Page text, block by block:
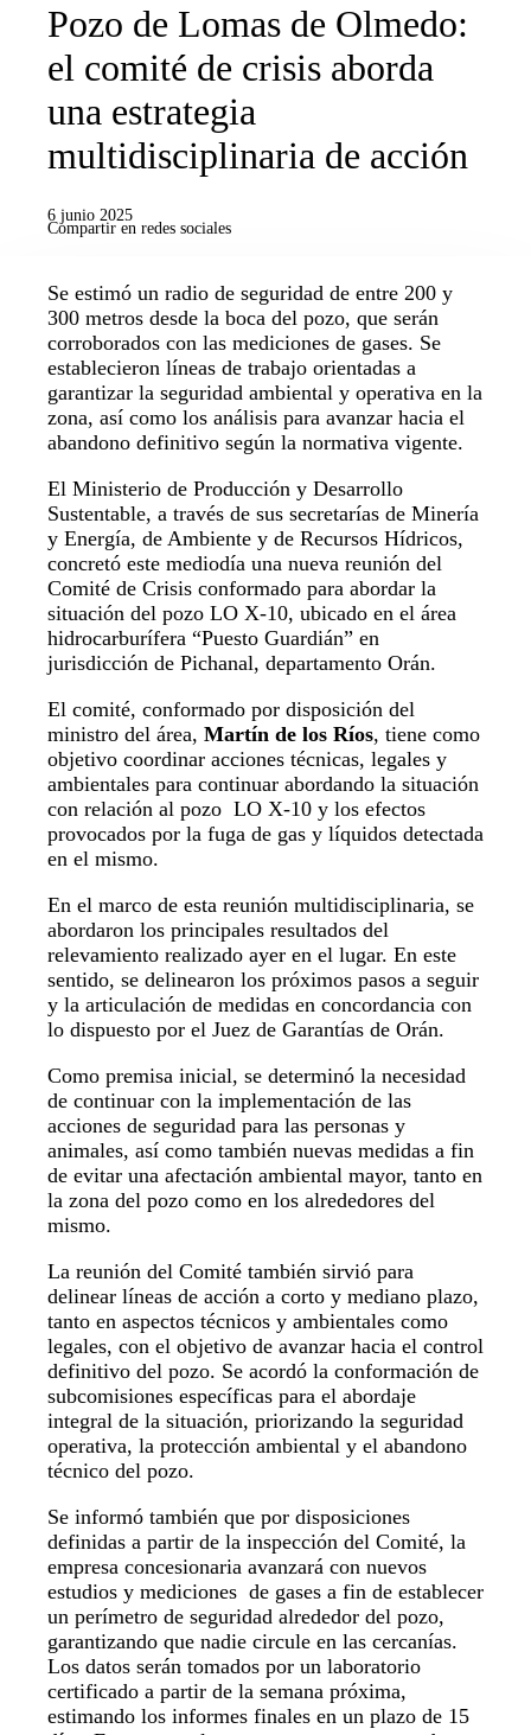
Pozo de Lomas de Olmedo:
el comité de crisis aborda
una estrategia
multidisciplinaria de acción
6 junio 2025
Compartir en redes sociales
Se estimó un radio de seguridad de entre 200 y
300 metros desde la boca del pozo, que serán
corroborados con las mediciones de gases. Se
establecieron líneas de trabajo orientadas a
garantizar la seguridad ambiental y operativa en la
zona, así como los análisis para avanzar hacia el
abandono definitivo según la normativa vigente.
El Ministerio de Producción y Desarrollo
Sustentable, a través de sus secretarías de Minería
y Energía, de Ambiente y de Recursos Hídricos,
concretó este mediodía una nueva reunión del
Comité de Crisis conformado para abordar la
situación del pozo LO X-10, ubicado en el área
hidrocarburífera “Puesto Guardián” en
jurisdicción de Pichanal, departamento Orán.
El comité, conformado por disposición del
ministro del área, Martín de los Ríos, tiene como
objetivo coordinar acciones técnicas, legales y
ambientales para continuar abordando la situación
con relación al pozo LO X-10 y los efectos
provocados por la fuga de gas y líquidos detectada
en el mismo.
En el marco de esta reunión multidisciplinaria, se
abordaron los principales resultados del
relevamiento realizado ayer en el lugar. En este
sentido, se delinearon los próximos pasos a seguir
y la articulación de medidas en concordancia con
lo dispuesto por el Juez de Garantías de Orán.
Como premisa inicial, se determinó la necesidad
de continuar con la implementación de las
acciones de seguridad para las personas y
animales, así como también nuevas medidas a fin
de evitar una afectación ambiental mayor, tanto en
la zona del pozo como en los alrededores del
mismo.
La reunión del Comité también sirvió para
delinear líneas de acción a corto y mediano plazo,
tanto en aspectos técnicos y ambientales como
legales, con el objetivo de avanzar hacia el control
definitivo del pozo. Se acordó la conformación de
subcomisiones específicas para el abordaje
integral de la situación, priorizando la seguridad
operativa, la protección ambiental y el abandono
técnico del pozo.
Se informó también que por disposiciones
definidas a partir de la inspección del Comité, la
empresa concesionaria avanzará con nuevos
estudios y mediciones de gases a fin de establecer
un perímetro de seguridad alrededor del pozo,
garantizando que nadie circule en las cercanías.
Los datos serán tomados por un laboratorio
certificado a partir de la semana próxima,
estimando los informes finales en un plazo de 15